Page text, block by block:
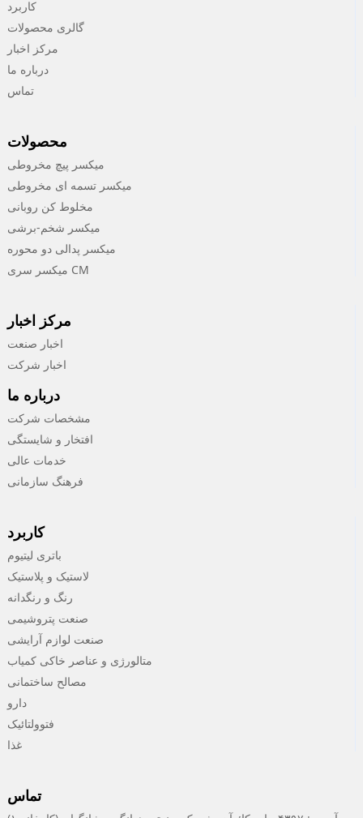
کاربرد
گالری محصولات
مرکز اخبار
درباره ما
تماس
محصولات
میکسر پیچ مخروطی
میکسر تسمه ای مخروطی
مخلوط کن روبانی
میکسر شخم-برشی
میکسر پدالی دو محوره
میکسر سری CM
مرکز اخبار
اخبار صنعت
اخبار شرکت
درباره ما
مشخصات شرکت
افتخار و شایستگی
خدمات عالی
فرهنگ سازمانی
کاربرد
باتری لیتیوم
لاستیک و پلاستیک
رنگ و رنگدانه
صنعت پتروشیمی
صنعت لوازم آرایشی
متالورژی و عناصر خاکی کمیاب
مصالح ساختمانی
دارو
فتوولتائیک
غذا
تماس